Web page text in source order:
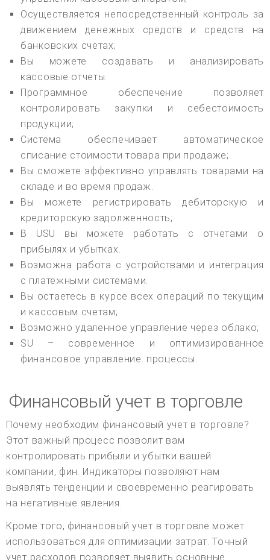
Осуществляется непосредственный контроль за
движением денежных средств и средств на
банковских счетах;
Вы можете создавать и анализировать
кассовые отчеты.
Программное обеспечение позволяет
контролировать закупки и себестоимость
продукции;
Система обеспечивает автоматическое
списание стоимости товара при продаже;
Вы сможете эффективно управлять товарами на
складе и во время продаж.
Вы можете регистрировать дебиторскую и
кредиторскую задолженность;
В USU вы можете работать с отчетами о
прибылях и убытках.
Возможна работа с устройствами и интеграция
с платежными системами.
Вы остаетесь в курсе всех операций по текущим
и кассовым счетам;
Возможно удаленное управление через облако;
SU – современное и оптимизированное
финансовое управление. процессы.
Финансовый учет в торговле
Почему необходим финансовый учет в торговле?
Этот важный процесс позволит вам
контролировать прибыли и убытки вашей
компании, фин. Индикаторы позволяют нам
выявлять тенденции и своевременно реагировать
на негативные явления.
Кроме того, финансовый учет в торговле может
использоваться для оптимизации затрат. Точный
учет расходов позволяет выявить основные